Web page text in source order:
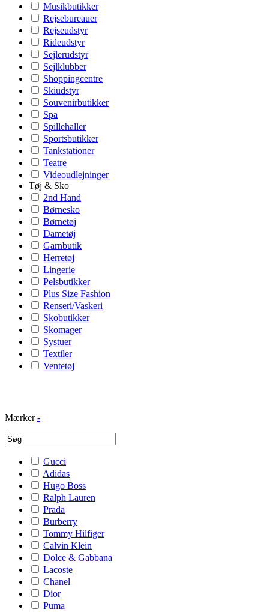
Musikbutikker
Rejsebureauer
Rejseudstyr
Rideudstyr
Sejlerudstyr
Sejlklubber
Shoppingcentre
Skiudstyr
Souvenirbutikker
Spa
Spillehaller
Sportsbutikker
Tankstationer
Teatre
Videoudlejninger
Tøj & Sko
2nd Hand
Børnesko
Børnetøj
Dametøj
Garnbutik
Herretøj
Lingerie
Pelsbutikker
Plus Size Fashion
Renseri/Vaskeri
Skobutikker
Skomager
Systuer
Textiler
Ventetøj
Mærker -
Gucci
Adidas
Hugo Boss
Ralph Lauren
Prada
Burberry
Tommy Hilfiger
Calvin Klein
Dolce & Gabbana
Lacoste
Chanel
Dior
Puma